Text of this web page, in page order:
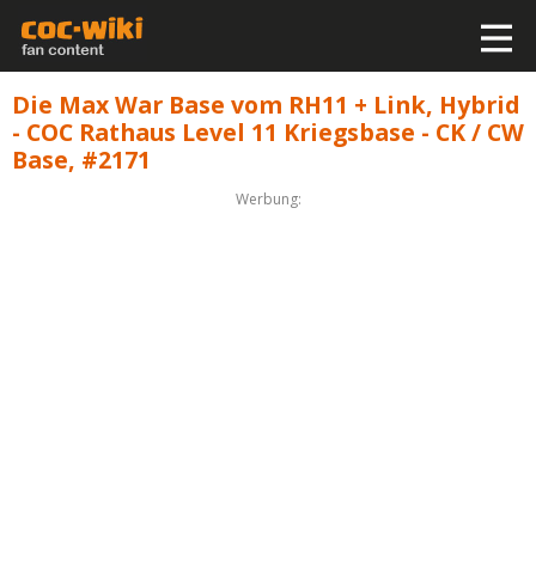
Die Max War Base vom RH11 + Link, Hybrid
- COC Rathaus Level 11 Kriegsbase - CK / CW
Base, #2171
Werbung: